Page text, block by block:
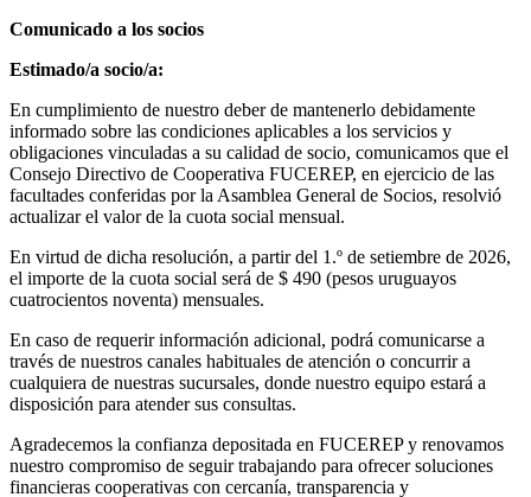
Comunicado a los socios
Estimado/a socio/a:
En cumplimiento de nuestro deber de mantenerlo debidamente
informado sobre las condiciones aplicables a los servicios y
obligaciones vinculadas a su calidad de socio, comunicamos que el
Consejo Directivo de Cooperativa FUCEREP, en ejercicio de las
facultades conferidas por la Asamblea General de Socios, resolvió
actualizar el valor de la cuota social mensual.
En virtud de dicha resolución, a partir del 1.º de setiembre de 2026,
el importe de la cuota social será de $ 490 (pesos uruguayos
cuatrocientos noventa) mensuales.
En caso de requerir información adicional, podrá comunicarse a
través de nuestros canales habituales de atención o concurrir a
cualquiera de nuestras sucursales, donde nuestro equipo estará a
disposición para atender sus consultas.
Agradecemos la confianza depositada en FUCEREP y renovamos
nuestro compromiso de seguir trabajando para ofrecer soluciones
financieras cooperativas con cercanía, transparencia y